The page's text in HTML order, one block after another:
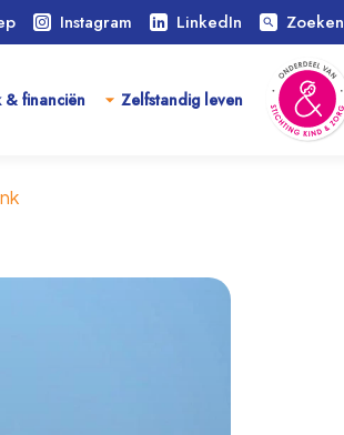
Instagram LinkedIn search Zoeken
& financiën Zelfstandig leven